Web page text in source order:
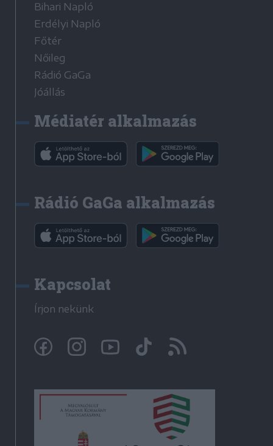
Bihari Napló
Erdélyi Napló
Főtér
Nőileg
Rádió GaGa
Jóállás
Médiatér alkalmazás
Rádió GaGa alkalmazás
Kapcsolat
Írjon nekünk